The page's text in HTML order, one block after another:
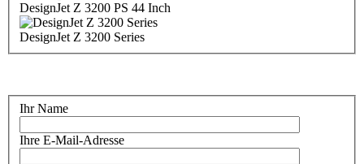
DesignJet Z 3200 PS 44 Inch
DesignJet Z 3200 Series
Ihr Name
Ihre E-Mail-Adresse